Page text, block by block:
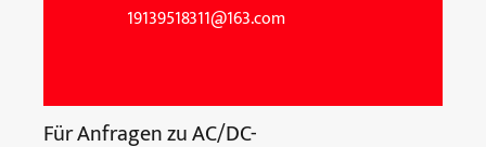
19139518311@163.com
Für Anfragen zu AC/DC-